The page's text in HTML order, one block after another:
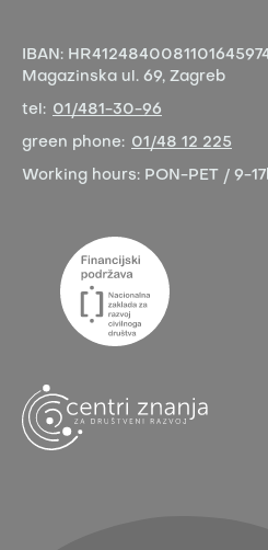
IBAN:
Magazinska ul. 69, Zagreb
tel: 01/481-30-96
green phone: 01/48 12 225
Working hours: PON-PET / 9-